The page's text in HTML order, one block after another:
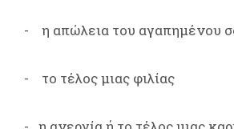
- η απώλεια του αγαπημένου
- το τέλος μιας φιλίας